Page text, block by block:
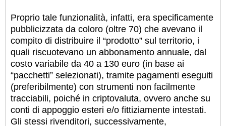
Proprio tale funzionalità, infatti, era specificamente
pubblicizzata da coloro (oltre 70) che avevano il
compito di distribuire il “prodotto” sul territorio, i
quali riscuotevano un abbonamento annuale, dal
costo variabile da 40 a 130 euro (in base ai
“pacchetti” selezionati), tramite pagamenti eseguiti
(preferibilmente) con strumenti non facilmente
tracciabili, poiché in criptovaluta, ovvero anche su
conti di appoggio esteri e/o fittiziamente intestati.
Gli stessi rivenditori, successivamente,